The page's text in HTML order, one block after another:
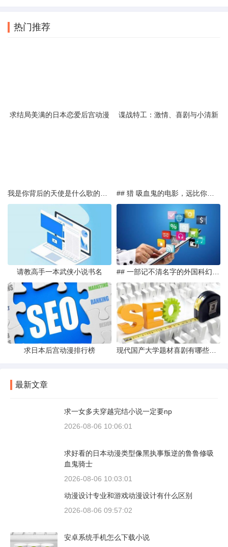
热门推荐
求结局美满的日本恋爱后宫动漫 谍战特工：激情、喜剧与小清新
请教高手一本武侠小说书名
求日本后宫动漫排行榜
最新文章
求一女多夫穿越完结小说一定要np
2026-08-06 10:06:01
求好看的日本动漫类型像黑执事叛逆的鲁鲁修吸
血鬼骑士
2026-08-06 10:03:01
动漫设计专业和游戏动漫设计有什么区别
2026-08-06 09:57:02
安卓系统手机怎么下载小说